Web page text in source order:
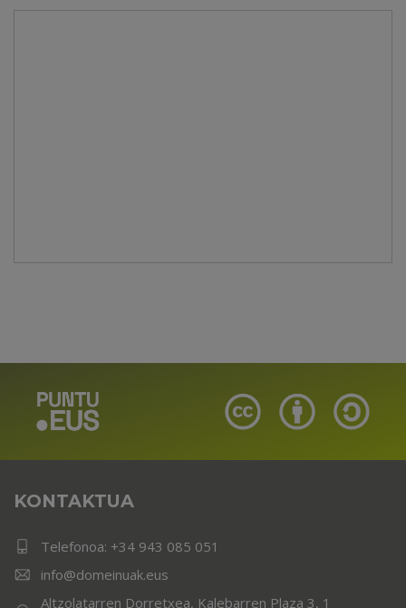
KONTAKTUA
Telefonoa: +34 943 085 051
info@domeinuak.eus
Altzolatarren Dorretxea, Kalebarren Plaza 3, 1